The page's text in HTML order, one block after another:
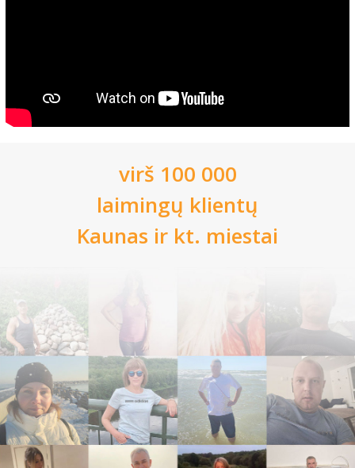
virš 100 000
laimingų klientų
Kaunas ir kt. miestai